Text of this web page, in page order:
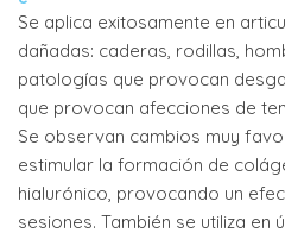
Se aplica exitosamente en
dañadas: caderas, rodillas,
patologías que provocan
que provocan afecciones de
Se observan cambios muy
estimular la formación de
hialurónico, provocando un
sesiones. También se utiliza en